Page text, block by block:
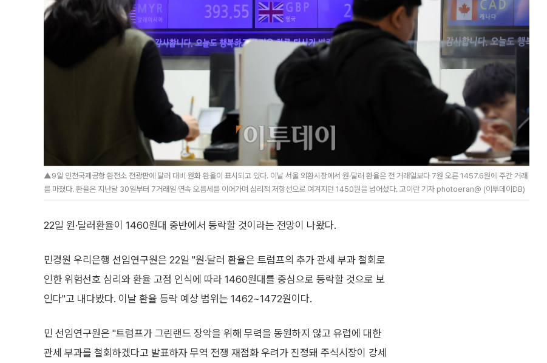
▲9일 인천국제공항 환전소 전광판에 달러 대비 원화 환율이 표시되고 있다. 이날 서울 외환시장에서 원·달러 환율은 전 거래일보다 7원 오른 1457.6원에 주간 거래
를 마쳤다. 환율은 지난달 30일부터 7거래일 연속 오름세를 이어가며 심리적 저항선으로 여겨지던 1450원을 넘어섰다. 고이란 기자 photoeran@ (이투데이DB)
22일 원·달러환율이 1460원대 중반에서 등락할 것이라는 전망이 나왔다.
민경원 우리은행 선임연구원은 22일 "원·달러 환율은 트럼프의 추가 관세 부과 철회로
인한 위험선호 심리와 환율 고점 인식에 따라 1460원대를 중심으로 등락할 것으로 보
인다"고 내다봤다. 이날 환율 등락 예상 범위는 1462~1472원이다.
민 선임연구원은 "트럼프가 그린랜드 장악을 위해 무력을 동원하지 않고 유럽에 대한
관세 부과를 철회하겠다고 발표하자 무역 전쟁 재점화 우려가 진정돼 주식시장이 강세